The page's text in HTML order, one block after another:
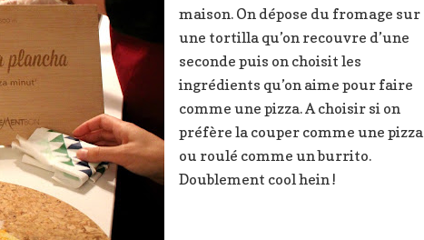
maison. On dépose du fromage sur
une tortilla qu’on recouvre d’une
seconde puis on choisit les
ingrédients qu’on aime pour faire
comme une pizza. A choisir si on
préfère la couper comme une pizza
ou roulé comme un burrito.
Doublement cool hein !